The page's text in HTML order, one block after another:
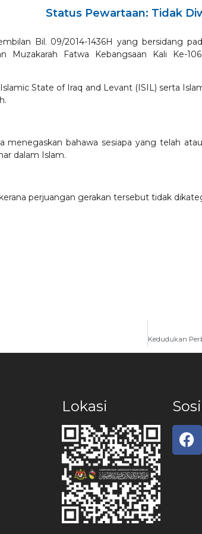
Status Pewartaan: Tidak
Bil. 09/2014-1436H yang bersidang
Muzakarah Fatwa Kebangsaan Kali Ke-
State of Iraq and Levant (ISIL) serta
menegaskan bahawa sesiapa yang telah
dalam Islam.
perjuangan gerakan tersebut tidak
Lokasi